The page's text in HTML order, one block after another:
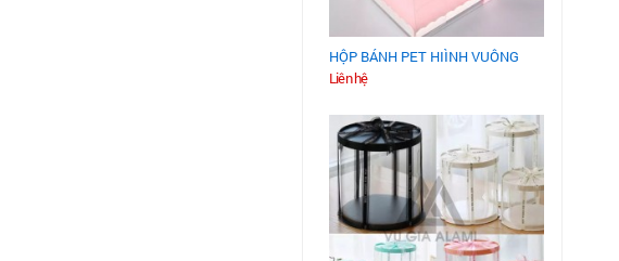
HỘP BÁNH PET HIÌNH VUÔNG
Liên hệ